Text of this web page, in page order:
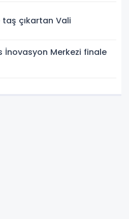
çıkartan Vali
İnovasyon Merkezi finale